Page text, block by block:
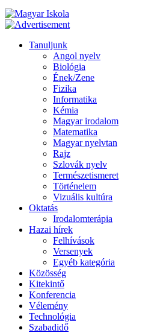
Tanuljunk
Angol nyelv
Biológia
Ének/Zene
Fizika
Informatika
Kémia
Magyar irodalom
Matematika
Magyar nyelvtan
Rajz
Szlovák nyelv
Természetismeret
Történelem
Vizuális kultúra
Oktatás
Irodalomterápia
Hazai hírek
Felhívások
Versenyek
Egyéb kategória
Közösség
Kitekintő
Konferencia
Vélemény
Technológia
Szabadidő